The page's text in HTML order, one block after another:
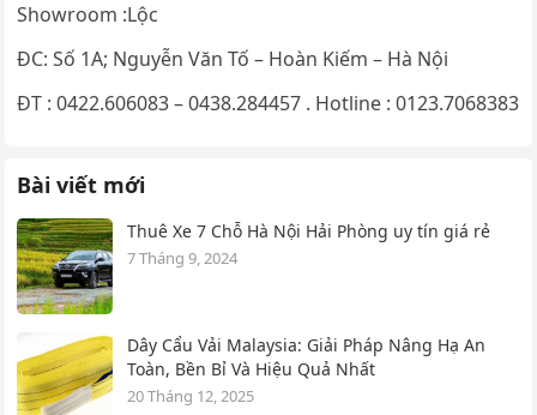
Showroom :Lộc
ĐC: Số 1A; Nguyễn Văn Tố – Hoàn Kiếm – Hà Nội
ĐT : 0422.606083 – 0438.284457 . Hotline : 0123.7068383
Bài viết mới
Thuê Xe 7 Chỗ Hà Nội Hải Phòng uy tín giá rẻ
7 Tháng 9, 2024
Dây Cẩu Vải Malaysia: Giải Pháp Nâng Hạ An
Toàn, Bền Bỉ Và Hiệu Quả Nhất
20 Tháng 12, 2025